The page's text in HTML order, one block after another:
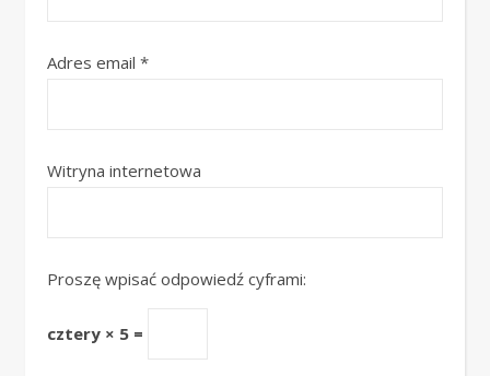
Adres email *
Witryna internetowa
Proszę wpisać odpowiedź cyframi:
cztery × 5 =